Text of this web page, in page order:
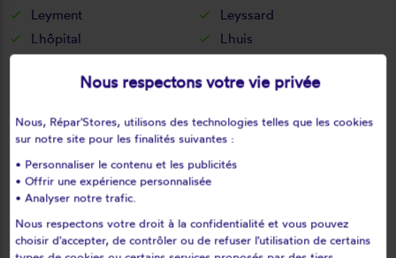
Leyment
Leyssard
Lhôpital
Lhuis
Lompnieu
Loyettes
L'abergement-de-varey
Magnieu
Maillat
Malafretaz
Mantenay-montlin
Marboz
Marignieu
Marlieux
Marsonnas
Martignat
Nous respectons votre vie privée
Nous, Répar'Stores, utilisons des technologies telles que les cookies
sur notre site pour les finalités suivantes :
• Personnaliser le contenu et les publicités
• Offrir une expérience personnalisée
• Analyser notre trafic.
Nous respectons votre droit à la confidentialité et vous pouvez
choisir d'accepter, de contrôler ou de refuser l'utilisation de certains